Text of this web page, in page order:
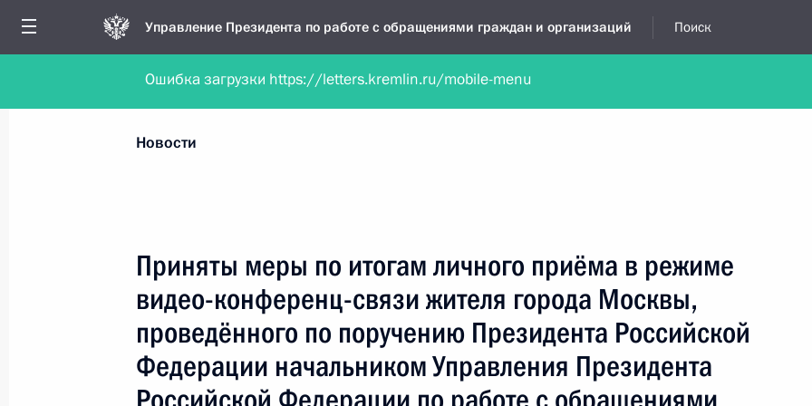
Управление Президента по работе с обращениями граждан и организаций Поиск
Обратиться в форме электронного документа Обратиться в устной форме
Все новости
Все руководители, регионы, города и темы
Новости
Приняты меры по итогам личного приёма в режиме
видео-конференц-связи жителя города Москвы,
проведённого по поручению Президента Российской
Федерации начальником Управления Президента
Ошибка загрузки https://letters.kremlin.ru/mobile-menu